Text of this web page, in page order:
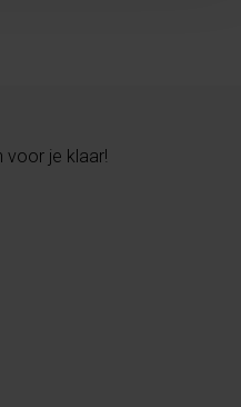
voor je klaar!